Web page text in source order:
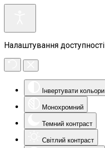
Налаштування доступності
Інвертувати кольори
Монохромний
Темний контраст
Світлий контраст